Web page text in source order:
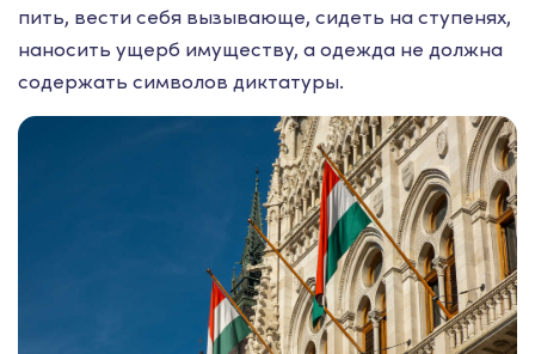
пить, вести себя вызывающе, сидеть на ступенях,
наносить ущерб имуществу, а одежда не должна
содержать символов диктатуры.